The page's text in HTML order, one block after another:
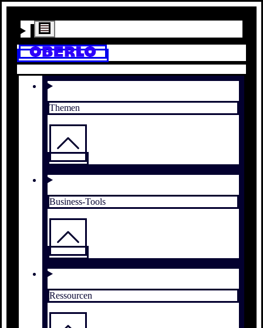
Themen
Business-Tools
Ressourcen